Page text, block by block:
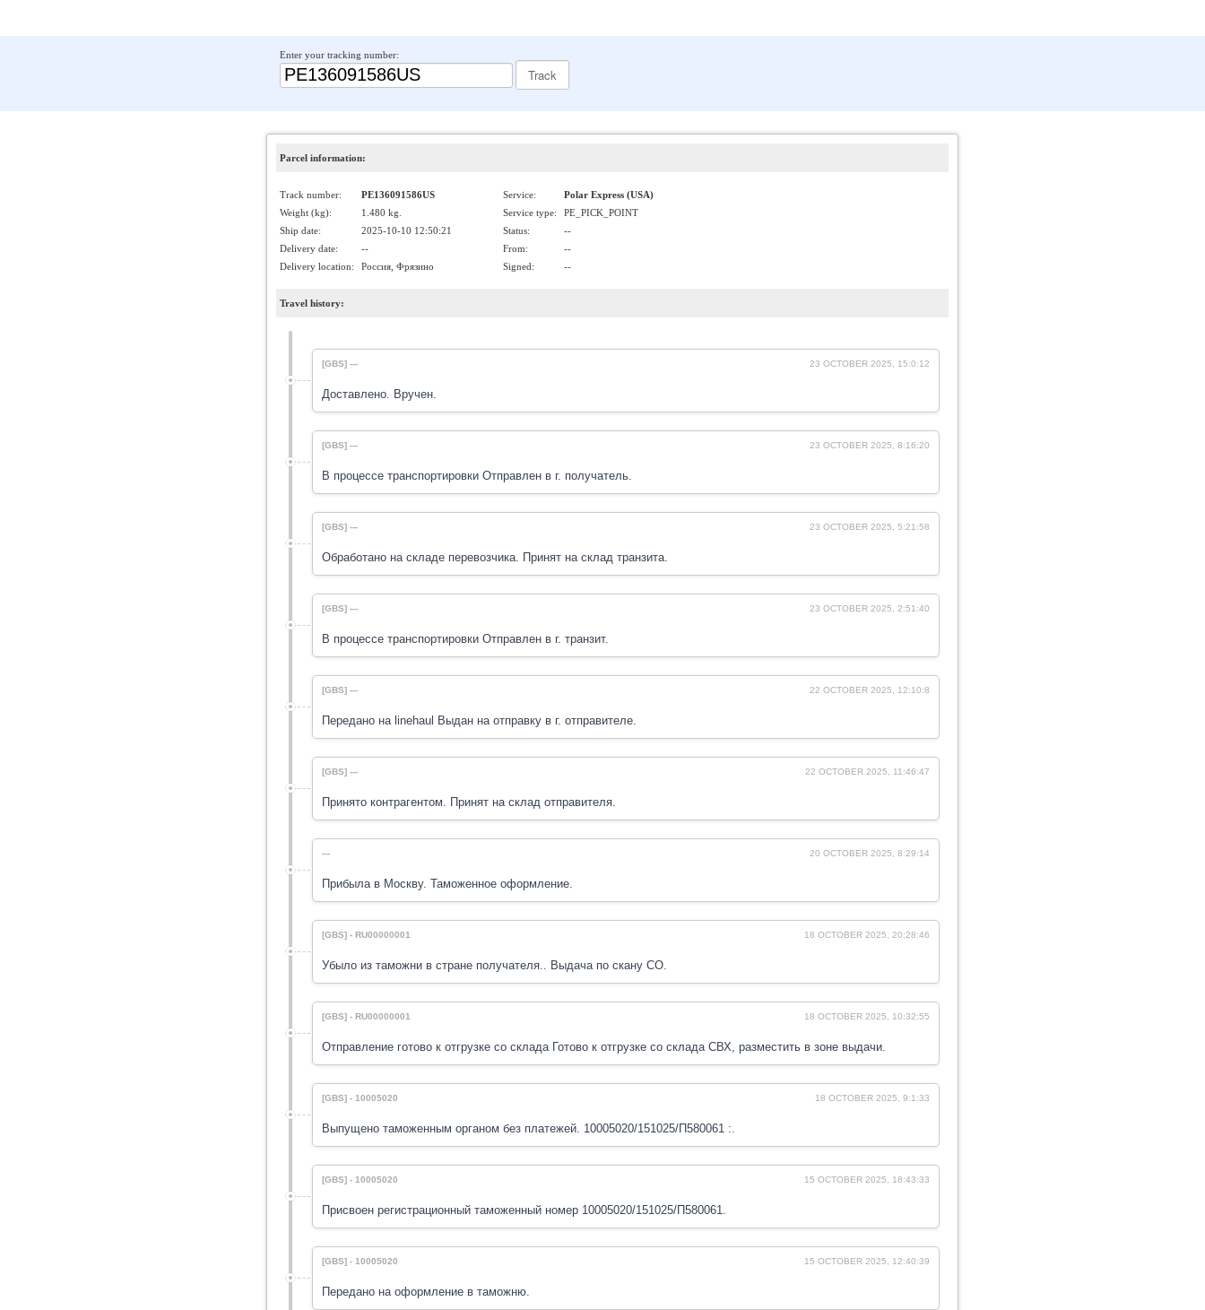
Enter your tracking number:
Parcel information:
Track number: PE136091586US Service:
Polar Express (USA)
Weight (kg):
1.480 kg. Service type:
PE_PICK_POINT
Ship date:
2025-10-10 12:50:21 Status:
--
Delivery date:
-- From:
--
Delivery location:
Россия, Фрязино Signed: --
Travel history:
[GBS] --- 23 OCTOBER 2025, 15:0:12
Доставлено. Вручен.
[GBS] --- 23 OCTOBER 2025, 8:16:20
В процессе транспортировки Отправлен в г. получатель.
[GBS] --- 23 OCTOBER 2025, 5:21:58
Обработано на складе перевозчика. Принят на склад транзита.
[GBS] --- 23 OCTOBER 2025, 2:51:40
В процессе транспортировки Отправлен в г. транзит.
[GBS] --- 22 OCTOBER 2025, 12:10:8
Передано на linehaul Выдан на отправку в г. отправителе.
[GBS] --- 22 OCTOBER 2025, 11:46:47
Принято контрагентом. Принят на склад отправителя.
--- 20 OCTOBER 2025, 8:29:14
Прибыла в Москву. Таможенное оформление.
[GBS] - RU00000001 18 OCTOBER 2025, 20:28:46
Убыло из таможни в стране получателя.. Выдача по скану СО.
[GBS] - RU00000001 18 OCTOBER 2025, 10:32:55
Отправление готово к отгрузке со склада Готово к отгрузке со склада СВХ, разместить в зоне выдачи.
[GBS] - 10005020 18 OCTOBER 2025, 9:1:33
Выпущено таможенным органом без платежей. 10005020/151025/П580061 :.
[GBS] - 10005020 15 OCTOBER 2025, 18:43:33
Присвоен регистрационный таможенный номер 10005020/151025/П580061.
[GBS] - 10005020 15 OCTOBER 2025, 12:40:39
Передано на оформление в таможню.